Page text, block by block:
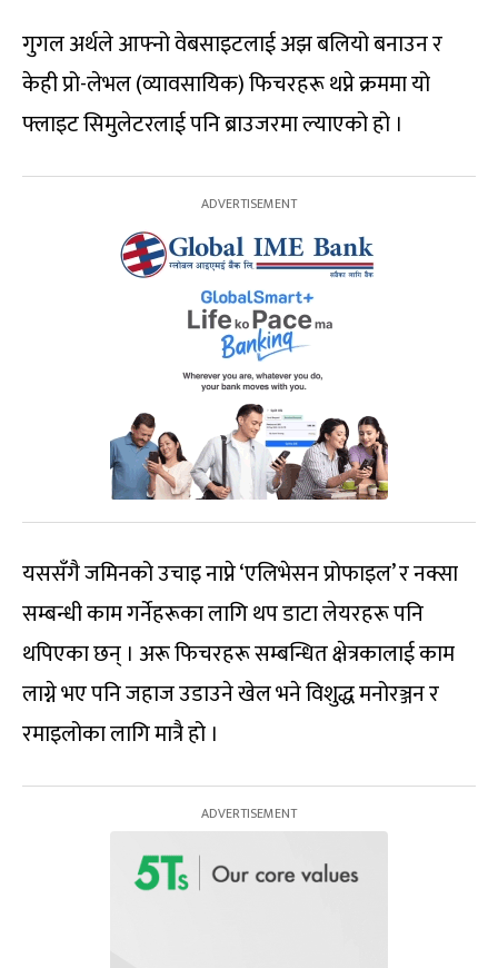
गुगल अर्थले आफ्नो वेबसाइटलाई अझ बलियो बनाउन र
केही प्रो-लेभल (व्यावसायिक) फिचरहरू थप्ने क्रममा यो
फ्लाइट सिमुलेटरलाई पनि ब्राउजरमा ल्याएको हो ।
यससँगै जमिनको उचाइ नाप्ने ‘एलिभेसन प्रोफाइल’ र नक्सा
सम्बन्धी काम गर्नेहरूका लागि थप डाटा लेयरहरू पनि
थपिएका छन् । अरू फिचरहरू सम्बन्धित क्षेत्रकालाई काम
लाग्ने भए पनि जहाज उडाउने खेल भने विशुद्ध मनोरञ्जन र
रमाइलोका लागि मात्रै हो ।